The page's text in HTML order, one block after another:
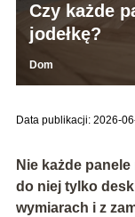
Czy każde
jodełkę?
Dom
Data publikacji: 2026-
Nie każde panele
do niej tylko
wymiarach i z